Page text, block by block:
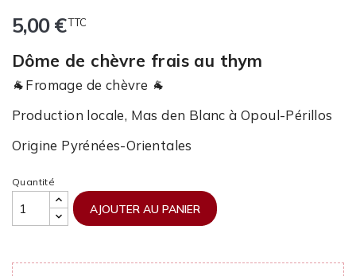
5,00 €TTC
Dôme de chèvre frais au thym
🐐Fromage de chèvre 🐐
Production locale, Mas den Blanc à Opoul-Périllos
Origine Pyrénées-Orientales
Quantité
AJOUTER AU PANIER